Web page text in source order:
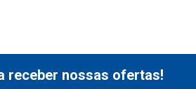
receber nossas ofertas!